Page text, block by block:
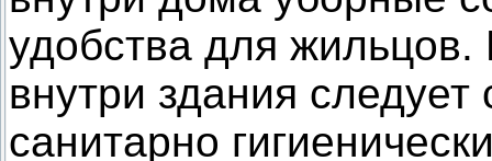
удобства для
внутри здания
санитарно